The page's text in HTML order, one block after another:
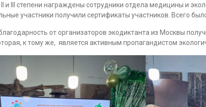
и III степени награждены сотрудники отдела медицины и
участники получили сертификаты участников. Всего
от организаторов экодиктанта из Москвы
к тому же, является активным пропагандистом